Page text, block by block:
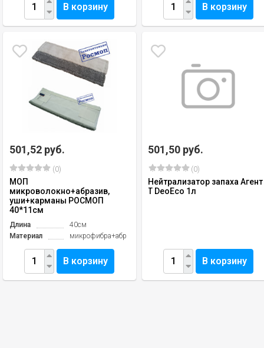
В корзину В корзину
501,52 руб.
(0)
МОП
микроволокно+абразив,
уши+карманы РОСМОП
40*11см
Длина
40см
Материал
микрофибра+абразив
В корзину
501,50 руб.
(0)
Нейтрализатор запаха Агент
Т DeoEco 1л
В корзину